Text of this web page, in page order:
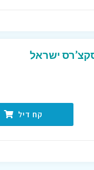
ישראל
קח דיל